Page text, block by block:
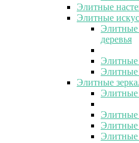
Элитные
Элитные
Элитные
деревья
Элитные
Элитные
Элитные
Элитные
Элитные
Элитные
Элитные